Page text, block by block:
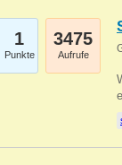
1
Punkte
3475
Aufrufe